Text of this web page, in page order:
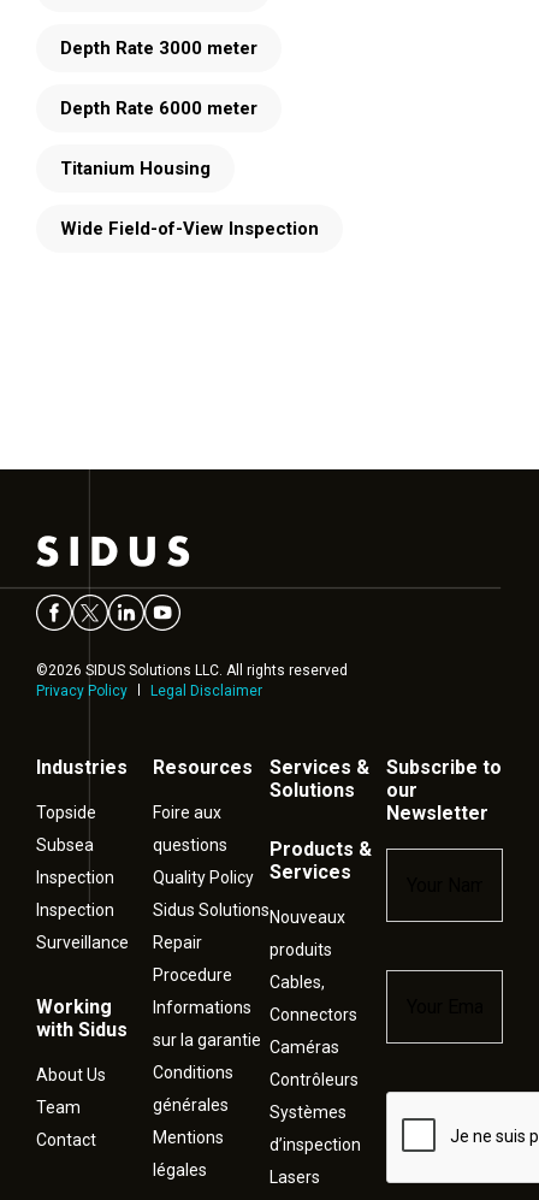
Depth Rate 3000 meter
Depth Rate 6000 meter
Titanium Housing
Wide Field-of-View Inspection
©2026 SIDUS Solutions LLC. All rights reserved
Privacy Policy
Legal Disclaimer
Industries
Topside
Subsea
Inspection
Inspection
Surveillance
Working
with Sidus
About Us
Team
Contact
Resources
Foire aux
questions
Quality Policy
Sidus Solutions
Repair
Procedure
Informations
sur la garantie
Conditions
générales
Mentions
légales
Services &
Solutions
Products &
Services
Nouveaux
produits
Cables,
Connectors
Caméras
Contrôleurs
Systèmes
d’inspection
Lasers
Subscribe to
our
Newsletter